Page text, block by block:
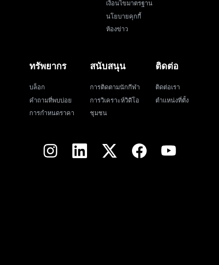
เงื่อนไขมาตรฐาน
นโยบายคุกกี้
ห้องข่าว
ทรัพยากร
บล็อก
คำถามที่พบบ่อย
การกำหนดราคา
สนับสนุน
การติดตามนักกีฬา
การวิเคราะห์วิดีโอ
ชุมชน
ติดต่อ
ติดต่อเรา
ตำแหน่งที่ตั้ง